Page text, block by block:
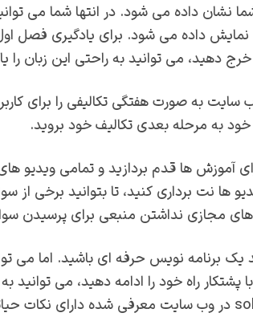
نشان داده می شود. در انتها شما می
داده می شود. برای یادگیری فصل
دهید، می توانید به راحتی این زبان را
به صورت هفتگی تکالیفی را برای
به مرحله بعدی تکالیف خود بروید.
آموزش ها قدم بردازید و تمامی ویدیو
ها نت برداری کنید، تا بتوانید برخی
های مجازی نداشتن منبعی برای پرسیدن
یک برنامه نویس حرفه ای باشید. اما می
پشتکار راه خود را ادامه دهید، می